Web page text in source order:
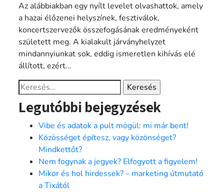
Az alábbiakban egy nyílt levelet olvashattok, amely
a hazai élőzenei helyszínek, fesztiválok,
koncertszervezők összefogásának eredményeként
született meg. A kialakult járványhelyzet
mindannyiunkat sok, eddig ismeretlen kihívás elé
állított, ezért...
Keresés:
Legutóbbi bejegyzések
Vibe és adatok a pult mögül: mi már bent!
Közösséget építesz, vagy közönséget?
Mindkettőt?
Nem fogynak a jegyek? Elfogyott a figyelem!
Mikor és hol hirdessek? – marketing útmutató
a Tixától